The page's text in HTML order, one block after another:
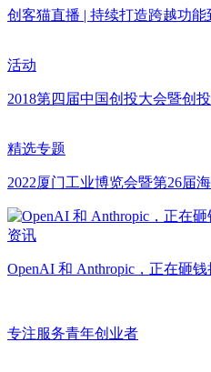
创客猫直播 | 持续打造跨越功能
活动
2018第四届中国创投大会暨创
精选专题
2022厦门工业博览会暨第26届
资讯
OpenAI 和 Anthropic，正在砸
专注服务青年创业者